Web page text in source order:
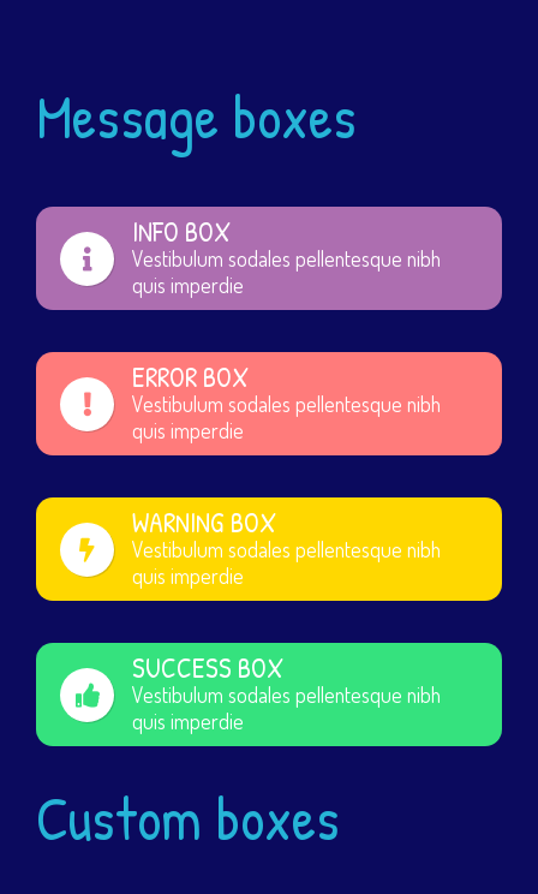
Message boxes
INFO BOX
Vestibulum sodales pellentesque nibh
quis imperdie
ERROR BOX
Vestibulum sodales pellentesque nibh
quis imperdie
WARNING BOX
Vestibulum sodales pellentesque nibh
quis imperdie
SUCCESS BOX
Vestibulum sodales pellentesque nibh
quis imperdie
Custom boxes